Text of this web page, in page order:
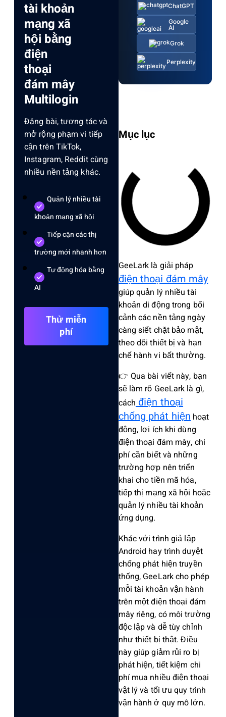
tài khoản
mạng xã
hội bằng
điện
thoại
đám mây
Multilogin
Đăng bài, tương tác và
mở rộng phạm vi tiếp
cận trên TikTok,
Instagram, Reddit cùng
nhiều nền tảng khác.
Quản lý nhiều tài
khoản mạng xã hội
Tiếp cận các thị
trường mới nhanh hơn
Tự động hóa bằng
AI
Thử miễn
phí
ChatGPT
Google
AI
Grok
Perplexity
Mục lục
GeeLark là giải pháp
điện thoại đám mây
giúp quản lý nhiều tài
khoản di động trong bối
cảnh các nền tảng ngày
càng siết chặt bảo mật,
theo dõi thiết bị và hạn
chế hành vi bất thường.
👉 Qua bài viết này, bạn
sẽ làm rõ GeeLark là gì,
cáchđiện thoại
chống phát hiện hoạt
động, lợi ích khi dùng
điện thoại đám mây, chi
phí cần biết và những
trường hợp nên triển
khai cho tiền mã hóa,
tiếp thị mạng xã hội hoặc
quản lý nhiều tài khoản
ứng dụng.
Khác với trình giả lập
Android hay trình duyệt
chống phát hiện truyền
thống, GeeLark cho phép
mỗi tài khoản vận hành
trên một điện thoại đám
mây riêng, có môi trường
độc lập và dễ tùy chỉnh
như thiết bị thật. Điều
này giúp giảm rủi ro bị
phát hiện, tiết kiệm chi
phí mua nhiều điện thoại
vật lý và tối ưu quy trình
vận hành ở quy mô lớn.